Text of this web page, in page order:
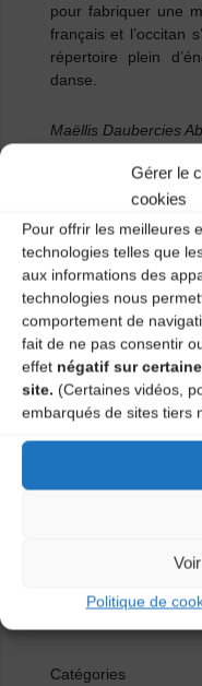
Gérer le
cookies
Pour offrir les meilleures
technologies telles que
aux informations des
technologies nous
comportement de
fait de ne pas consentir
effet négatif sur
site. (Certaines vidéos,
embarqués de sites tiers
Politique de
pour fabriquer une
français et l’occitan
répertoire plein
danse.
Maëllis Daubercies
Milo Darnaud :
Buvette sur place
Tarifs : 12€/ 10€*
Gratuit pour les
* Tarif réduit :
RSA, étudiants,
04 71 02 92 53 /
Catégories